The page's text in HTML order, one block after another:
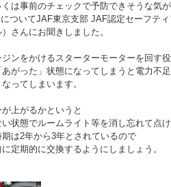
は事前のチェックで予防できそうな気
ついてJAF東京支部 JAF認定セーフテ
さんにお聞きしました。
ンをかけるスターターモーターを回す
がった」状態になってしまうと電力不
ってしまいます。
上がるかというと
状態でルームライト等を消し忘れて点
は2年から3年とされているので
定期的に交換するようにしましょう。